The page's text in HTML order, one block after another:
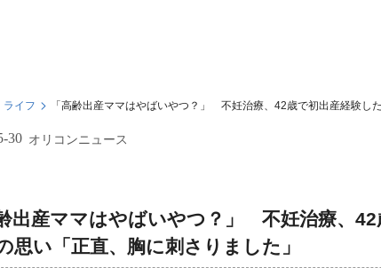
ライフ 「高齢出産ママはやばいやつ？」 不妊治療、42歳で初出産経験し
30 オリコンニュース
齢出産ママはやばいやつ？」 不妊治療、42
思い「正直、胸に刺さりました」